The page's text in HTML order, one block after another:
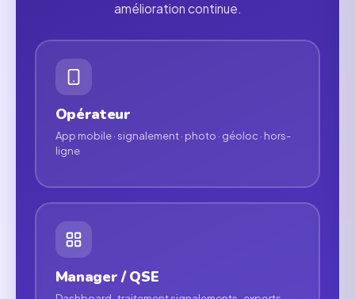
amélioration continue.
Opérateur
App mobile · signalement · photo · géoloc · hors-
ligne
Manager / QSE